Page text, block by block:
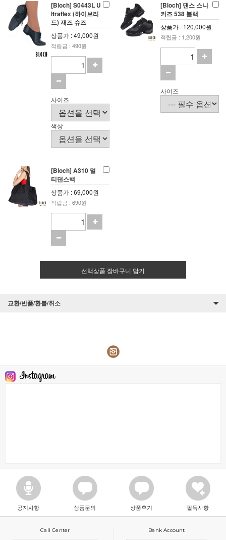
[Bloch] S0443L U
ltraflex (하이브리
드) 재즈 슈즈
상품가 : 49,000원
적립금 : 490원
사이즈
색상
[Bloch] 댄스 스니
커즈 538 블랙
상품가 : 120,000원
적립금 : 1,200원
사이즈
[Bloch] A310 멀
티댄스백
상품가 : 69,000원
적립금 : 690원
선택상품 장바구니 담기
교환/반품/환불/취소
공지사항 상품문의 상품후기 필독사항
Call Center Bank Account